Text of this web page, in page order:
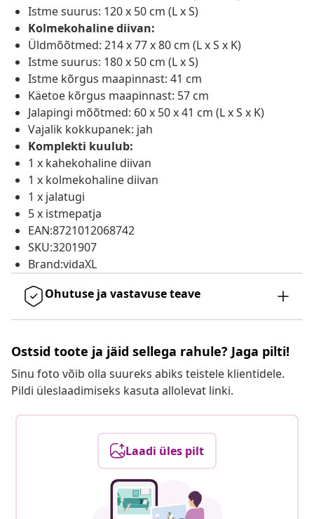
Istme suurus: 120 x 50 cm (L x S)
Kolmekohaline diivan:
Üldmõõtmed: 214 x 77 x 80 cm (L x S x K)
Istme suurus: 180 x 50 cm (L x S)
Istme kõrgus maapinnast: 41 cm
Käetoe kõrgus maapinnast: 57 cm
Jalapingi mõõtmed: 60 x 50 x 41 cm (L x S x K)
Vajalik kokkupanek: jah
Komplekti kuulub:
1 x kahekohaline diivan
1 x kolmekohaline diivan
1 x jalatugi
5 x istmepatja
EAN:8721012068742
SKU:3201907
Brand:vidaXL
Ohutuse ja vastavuse teave
Ostsid toote ja jäid sellega rahule? Jaga pilti!
Sinu foto võib olla suureks abiks teistele klientidele.
Pildi üleslaadimiseks kasuta allolevat linki.
Laadi üles pilt